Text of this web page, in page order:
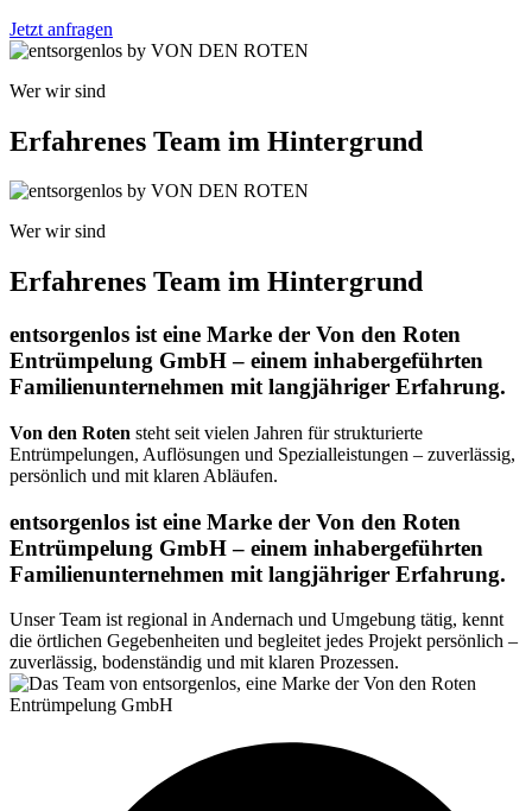
Jetzt anfragen
Wer wir sind
Erfahrenes Team im Hintergrund
Wer wir sind
Erfahrenes Team im Hintergrund
entsorgenlos ist eine Marke der Von den Roten
Entrümpelung GmbH – einem inhabergeführten
Familienunternehmen mit langjähriger Erfahrung.
Von den Roten steht seit vielen Jahren für strukturierte
Entrümpelungen, Auflösungen und Spezialleistungen – zuverlässig,
persönlich und mit klaren Abläufen.
entsorgenlos ist eine Marke der Von den Roten
Entrümpelung GmbH – einem inhabergeführten
Familienunternehmen mit langjähriger Erfahrung.
Unser Team ist regional in Andernach und Umgebung tätig, kennt
die örtlichen Gegebenheiten und begleitet jedes Projekt persönlich –
zuverlässig, bodenständig und mit klaren Prozessen.